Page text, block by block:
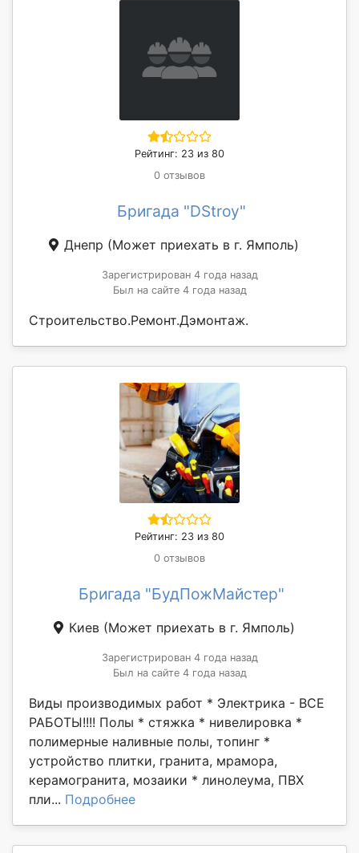
Рейтинг: 23 из 80
0 отзывов
Бригада "DStroy"
Днепр (Может приехать в г. Ямполь)
Зарегистрирован 4 года назад
Был на сайте 4 года назад
Строительство.Ремонт.Дэмонтаж.
Рейтинг: 23 из 80
0 отзывов
Бригада "БудПожМайстер"
Киев (Может приехать в г. Ямполь)
Зарегистрирован 4 года назад
Был на сайте 4 года назад
Виды производимых работ * Электрика - ВСЕ
РАБОТЫ!!!! Полы * стяжка * нивелировка *
полимерные наливные полы, топинг *
устройство плитки, гранита, мрамора,
керамогранита, мозаики * линолеума, ПВХ
пли... Подробнее